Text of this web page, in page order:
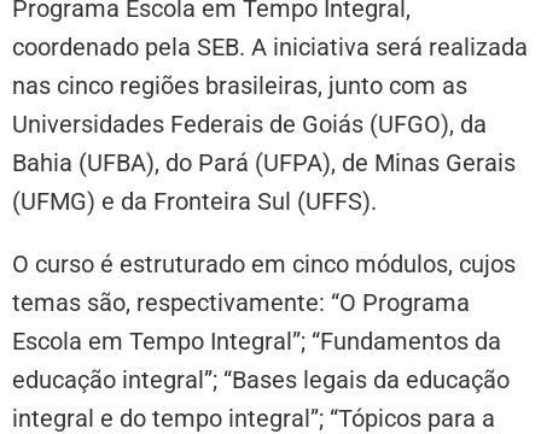
Programa Escola em Tempo Integral,
coordenado pela SEB. A iniciativa será realizada
nas cinco regiões brasileiras, junto com as
Universidades Federais de Goiás (UFGO), da
Bahia (UFBA), do Pará (UFPA), de Minas Gerais
(UFMG) e da Fronteira Sul (UFFS).
O curso é estruturado em cinco módulos, cujos
temas são, respectivamente: “O Programa
Escola em Tempo Integral”; “Fundamentos da
educação integral”; “Bases legais da educação
integral e do tempo integral”; “Tópicos para a